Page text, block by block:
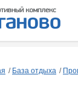
/ База отдыха /